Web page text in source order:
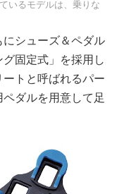
いるモデルは、乗りな
にシューズ＆ペダル
固定式」を採用し
トと呼ばれるパー
ダルを用意して足